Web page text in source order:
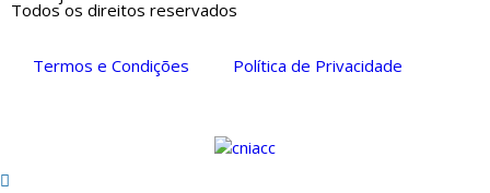
Todos os direitos reservados
Termos e Condições Política de Privacidade